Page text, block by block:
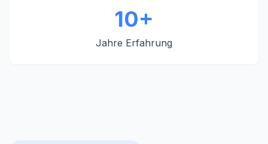
10+
Jahre Erfahrung